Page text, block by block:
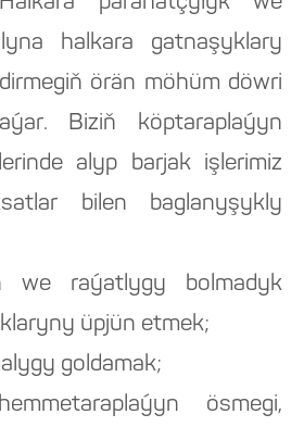
halkara gatnaşyklary
örän möhüm döwri
Biziň köptaraplaýyn
alyp barjak işlerimiz
bilen baglanyşykly
we raýatlygy bolmadyk
üpjün etmek;
goldamak;
ösmegi,